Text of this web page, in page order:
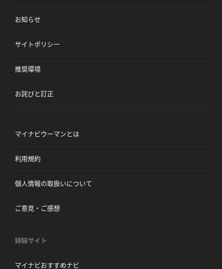
お知らせ
サイトポリシー
推奨環境
お詫びと訂正
マイナビウーマンとは
利用規約
個人情報の取扱いについて
ご意見・ご感想
姉妹サイト
マイナビおすすめナビ